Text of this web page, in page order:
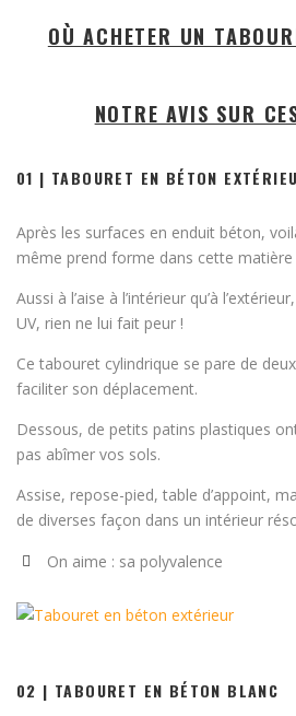
OÙ ACHETER UN
NOTRE AVIS SUR
01 | TABOURET EN BÉTON
Après les surfaces en enduit béton,
même prend forme dans cette matière
Aussi à l’aise à l’intérieur qu’à
UV, rien ne lui fait peur !
Ce tabouret cylindrique se pare de
faciliter son déplacement.
Dessous, de petits patins plastiques
pas abîmer vos sols.
Assise, repose-pied, table d’appoint,
de diverses façon dans un intérieur
On aime : sa polyvalence
02 | TABOURET EN BÉTON BLANC